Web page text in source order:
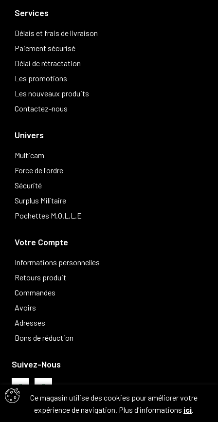
Services
Délais et frais de livraison
Paiement sécurisé
Délai de rétractation
Les promotions
Les nouveaux produits
Contactez-nous
Univers
Multicam
Force de l'ordre
Sécurité
Surplus Militaire
Pochettes M.O.L.L.E
Votre Compte
Informations personnelles
Retours produit
Commandes
Avoirs
Adresses
Bons de réduction
Ce magasin utilise des cookies pour améliorer votre
expérience de navigation. Plus d'informations ici.
Suivez-Nous